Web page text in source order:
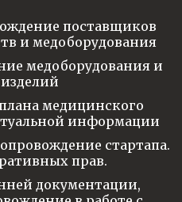
поставщиков
и медоборудования
медоборудования и
медицинского
информации
стартапа.
прав.
документации,